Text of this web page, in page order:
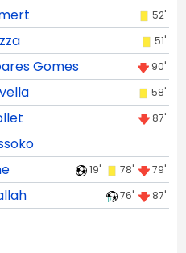
52'
51'
Gomes 90'
58'
87'
19' 78' 79'
76' 87'